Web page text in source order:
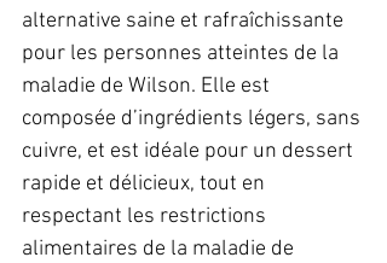
alternative saine et rafraîchissante
pour les personnes atteintes de la
maladie de Wilson. Elle est
composée d’ingrédients légers, sans
cuivre, et est idéale pour un dessert
rapide et délicieux, tout en
respectant les restrictions
alimentaires de la maladie de